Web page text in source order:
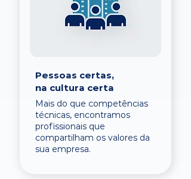
Pessoas certas,
na cultura certa
Mais do que competências
técnicas, encontramos
profissionais que
compartilham os valores da
sua empresa.